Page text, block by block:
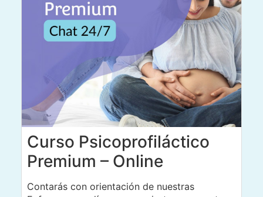
Curso Psicoprofiláctico
Premium – Online
Contarás con orientación de nuestras